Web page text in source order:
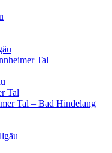
Tal
Tal
Tal – Bad Hindelang